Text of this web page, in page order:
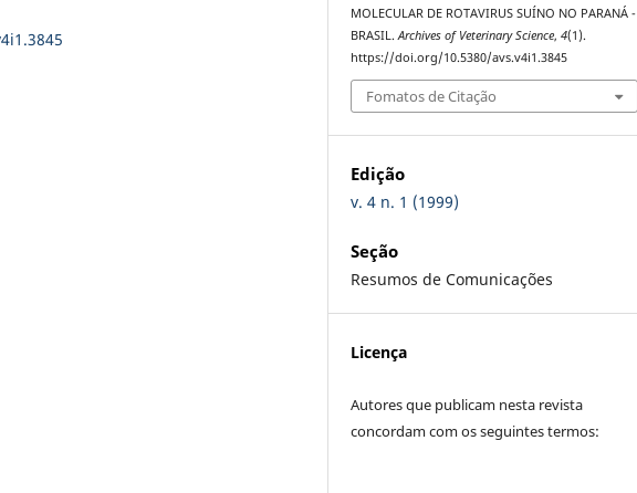
MOLECULAR DE ROTAVIRUS SUÍNO NO PARANÁ -
BRASIL.Archives of Veterinary Science,4(1).
https://doi.org/10.5380/avs.v4i1.3845
Fomatos de Citação
Edição
v. 4 n. 1 (1999)
Seção
Resumos de Comunicações
Licença
Autores que publicam nesta revista
concordam com os seguintes termos: